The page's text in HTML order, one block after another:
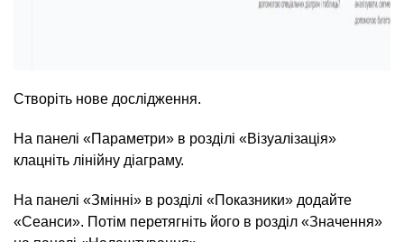
Створіть нове дослідження.
На панелі «Параметри» в розділі «Візуалізація»
клацніть лінійну діаграму.
На панелі «Змінні» в розділі «Показники» додайте
«Сеанси». Потім перетягніть його в розділ «Значення»